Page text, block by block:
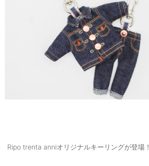
Ripo trenta anniオリジナルキーリングが登場！